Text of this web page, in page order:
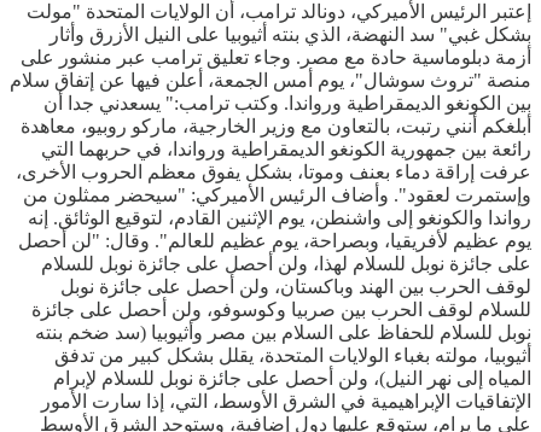
إعتبر الرئيس الأميركي، دونالد ترامب، أن الولايات المتحدة "مولت
بشكل غبي" سد النهضة، الذي بنته أثيوبيا على النيل الأزرق وأثار
أزمة دبلوماسية حادة مع مصر. وجاء تعليق ترامب عبر منشور على
منصة "تروث سوشال"، يوم أمس الجمعة، أعلن فيها عن إتفاق سلام
بين الكونغو الديمقراطية ورواندا. وكتب ترامب:" يسعدني جدا أن
أبلغكم أنني رتبت، بالتعاون مع وزير الخارجية، ماركو روبيو، معاهدة
رائعة بين جمهورية الكونغو الديمقراطية ورواندا، في حربهما التي
عرفت إراقة دماء بعنف وموتا، بشكل يفوق معظم الحروب الأخرى،
وإستمرت لعقود". وأضاف الرئيس الأميركي: "سيحضر ممثلون من
رواندا والكونغو إلى واشنطن، يوم الإثنين القادم، لتوقيع الوثائق. إنه
يوم عظيم لأفريقيا، وبصراحة، يوم عظيم للعالم". وقال: "لن أحصل
على جائزة نوبل للسلام لهذا، ولن أحصل على جائزة نوبل للسلام
لوقف الحرب بين الهند وباكستان، ولن أحصل على جائزة نوبل
للسلام لوقف الحرب بين صربيا وكوسوفو، ولن أحصل على جائزة
نوبل للسلام للحفاظ على السلام بين مصر وأثيوبيا (سد ضخم بنته
أثيوبيا، مولته بغباء الولايات المتحدة، يقلل بشكل كبير من تدفق
المياه إلى نهر النيل)، ولن أحصل على جائزة نوبل للسلام لإبرام
الإتفاقيات الإبراهيمية في الشرق الأوسط، التي، إذا سارت الأمور
على ما يرام، ستوقع عليها دول إضافية، وستوحد الشرق الأوسط